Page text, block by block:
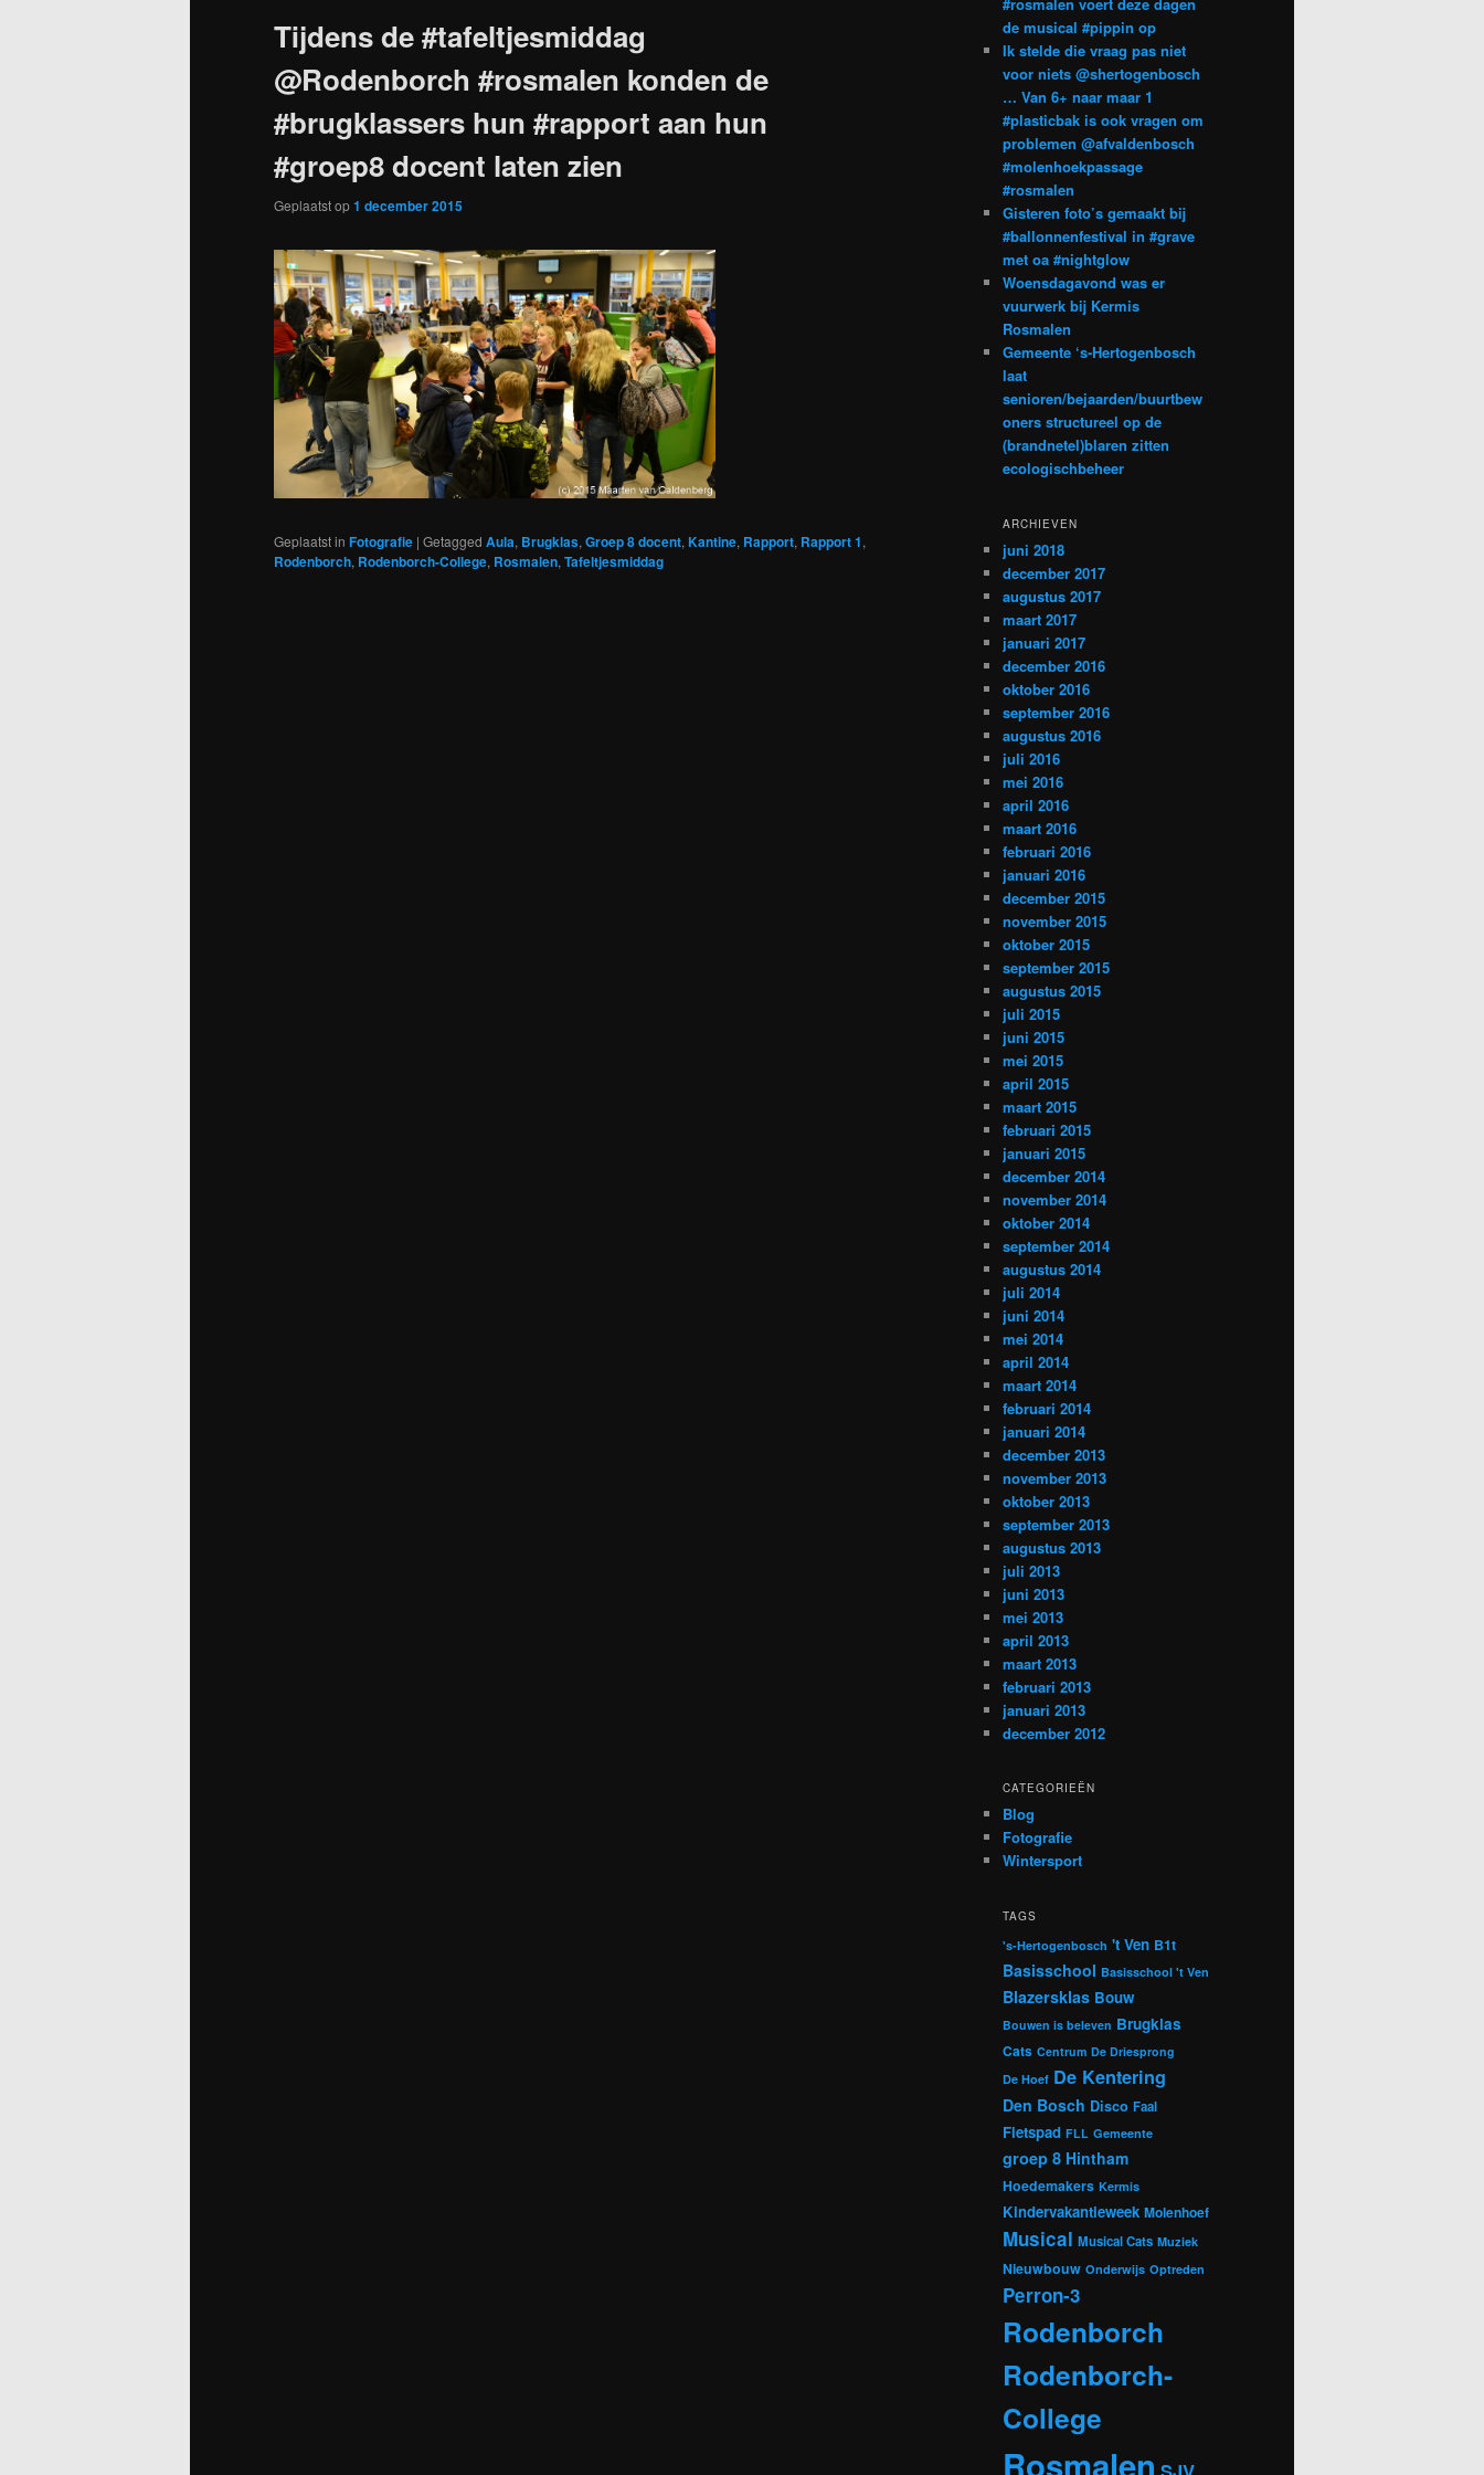
Tijdens de #tafeltjesmiddag
@Rodenborch #rosmalen konden de
#brugklassers hun #rapport aan hun
#groep8 docent laten zien
Geplaatst op1 december 2015
Geplaatst in Fotografie | Getagged Aula, Brugklas, Groep 8 docent, Kantine, Rapport, Rapport 1,
Rodenborch, Rodenborch-College, Rosmalen, Tafeltjesmiddag
#rosmalen voert deze dagen
de musical #pippin op
Ik stelde die vraag pas niet
voor niets @shertogenbosch
… Van 6+ naar maar 1
#plasticbak is ook vragen om
problemen @afvaldenbosch
#molenhoekpassage
#rosmalen
Gisteren foto’s gemaakt bij
#ballonnenfestival in #grave
met oa #nightglow
Woensdagavond was er
vuurwerk bij Kermis
Rosmalen
Gemeente ‘s-Hertogenbosch
laat
senioren/bejaarden/buurtbew
oners structureel op de
(brandnetel)blaren zitten
ecologischbeheer
ARCHIEVEN
juni 2018
december 2017
augustus 2017
maart 2017
januari 2017
december 2016
oktober 2016
september 2016
augustus 2016
juli 2016
mei 2016
april 2016
maart 2016
februari 2016
januari 2016
december 2015
november 2015
oktober 2015
september 2015
augustus 2015
juli 2015
juni 2015
mei 2015
april 2015
maart 2015
februari 2015
januari 2015
december 2014
november 2014
oktober 2014
september 2014
augustus 2014
juli 2014
juni 2014
mei 2014
april 2014
maart 2014
februari 2014
januari 2014
december 2013
november 2013
oktober 2013
september 2013
augustus 2013
juli 2013
juni 2013
mei 2013
april 2013
maart 2013
februari 2013
januari 2013
december 2012
CATEGORIEËN
Blog
Fotografie
Wintersport
TAGS
's-Hertogenbosch 't Ven B1t
Basisschool Basisschool 't Ven
Blazersklas Bouw
Bouwen is beleven Brugklas
Cats Centrum De Driesprong
De Hoef De Kentering
Den Bosch Disco Faal
Fietspad FLL Gemeente
groep 8 Hintham
Hoedemakers Kermis
Kindervakantieweek Molenhoef
Musical Musical Cats Muziek
Nieuwbouw Onderwijs Optreden
Perron-3
Rodenborch
Rodenborch-
College
Rosmalen